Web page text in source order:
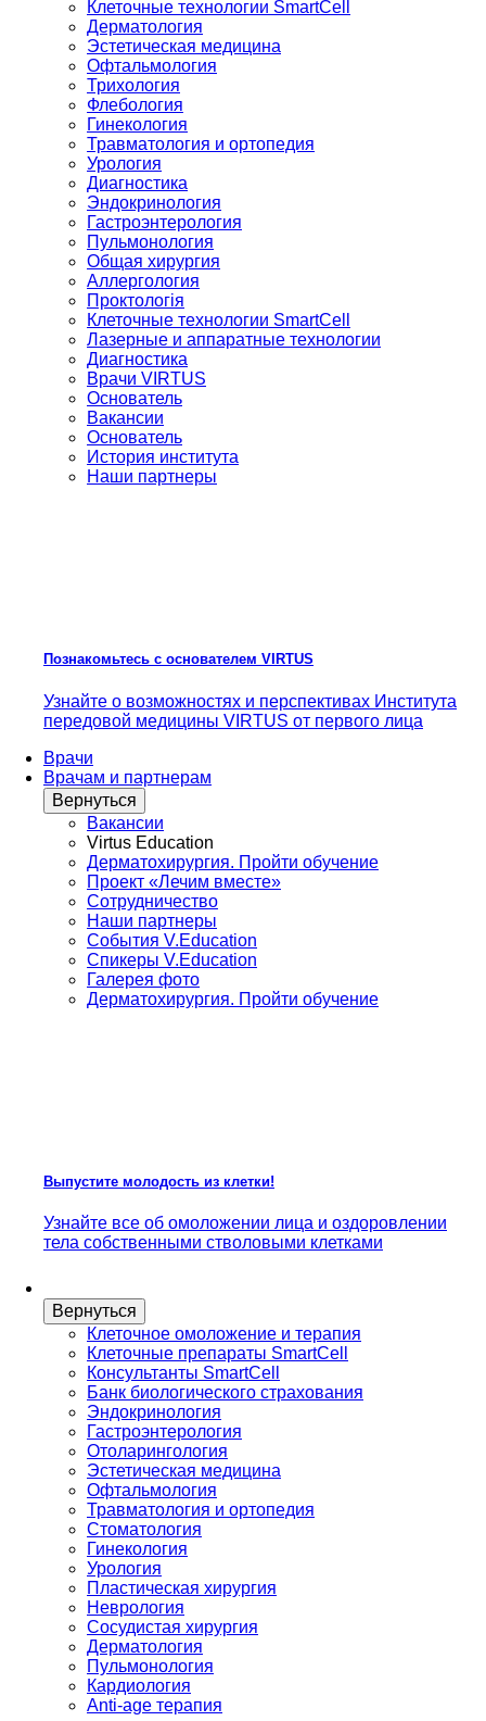
Клеточные технологии SmartCell
Дерматология
Эстетическая медицина
Офтальмология
Трихология
Флебология
Гинекология
Травматология и ортопедия
Урология
Диагностика
Эндокринология
Гастроэнтерология
Пульмонология
Общая хирургия
Аллергология
Проктологія
Клеточные технологии SmartCell
Лазерные и аппаратные технологии
Диагностика
Врачи VIRTUS
Основатель
Вакансии
Основатель
История института
Наши партнеры
Познакомьтесь с основателем VIRTUS
Узнайте о возможностях и перспективах Института
передовой медицины VIRTUS от первого лица
Врачи
Врачам и партнерам
Вернуться
Вакансии
Virtus Education
Дерматохирургия. Пройти обучение
Проект «Лечим вместе»
Сотрудничество
Наши партнеры
События V.Education
Спикеры V.Education
Галерея фото
Дерматохирургия. Пройти обучение
Выпустите молодость из клетки!
Узнайте все об омоложении лица и оздоровлении
тела собственными стволовыми клетками
Вернуться
Клеточное омоложение и терапия
Клеточные препараты SmartCell
Консультанты SmartCell
Банк биологического страхования
Эндокринология
Гастроэнтерология
Отоларингология
Эстетическая медицина
Офтальмология
Травматология и ортопедия
Стоматология
Гинекология
Урология
Пластическая хирургия
Неврология
Сосудистая хирургия
Дерматология
Пульмонология
Кардиология
Anti-age терапия